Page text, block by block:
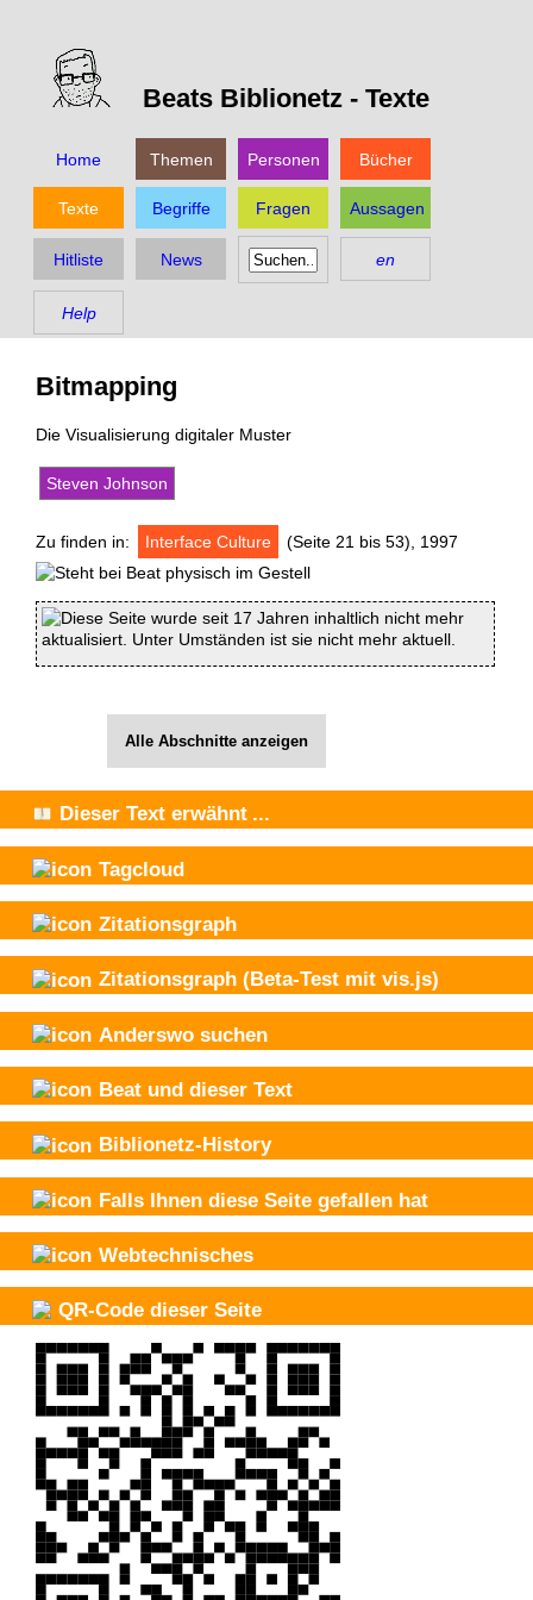
Beats Biblionetz - Texte
Home Themen Personen Bücher
Texte Begriffe Fragen Aussagen
Hitliste News en
Help
Bitmapping
Die Visualisierung digitaler Muster
Steven Johnson
Zu finden in: Interface Culture (Seite 21 bis 53), 1997
Diese Seite wurde seit 17 Jahren inhaltlich nicht mehr
aktualisiert. Unter Umständen ist sie nicht mehr aktuell.
Alle Abschnitte anzeigen
Dieser Text erwähnt ...
Tagcloud
Zitationsgraph
Zitationsgraph (Beta-Test mit vis.js)
Anderswo suchen
Beat und dieser Text
Biblionetz-History
Falls Ihnen diese Seite gefallen hat
Webtechnisches
QR-Code dieser Seite